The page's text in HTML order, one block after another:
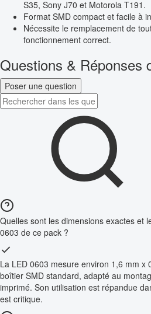
S35, Sony J70 et Motorola T191.
Format SMD compact et facile à
Nécessite le remplacement de
fonctionnement correct.
Questions & Réponses
Poser une question
Quelles sont les dimensions exactes et
0603 de ce pack ?
La LED 0603 mesure environ 1,6 mm x
boîtier SMD standard, adapté au
imprimé. Son utilisation est répandue
est critique.